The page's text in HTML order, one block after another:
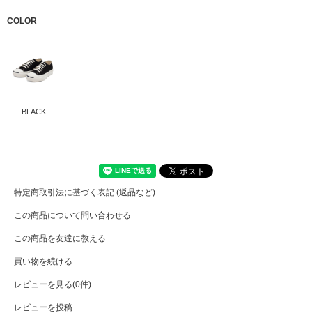
COLOR
BLACK
JPサイズ
4.5
5
5.5
6
24.5cm
6.5
7
7.5
8
26.5cm
アッパー
キャンバス
アウトソール
特定商取引法に基づく表記 (返品など)
この商品について問い合わせる
この商品を友達に教える
買い物を続ける
レビューを見る(0件)
レビューを投稿